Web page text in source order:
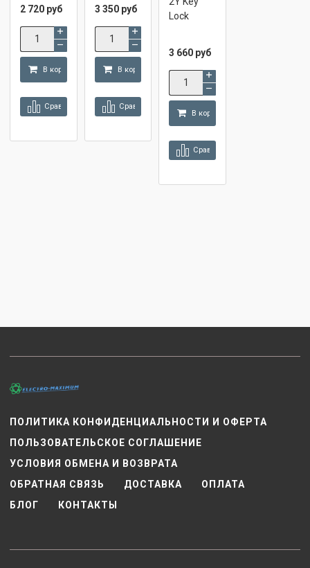
2 720 руб
В корзину
Сравнить
3 350 руб
В корзину
Сравнить
Lock
3 660 руб
В корзину
Сравнить
ПОЛИТИКА КОНФИДЕНЦИАЛЬНОСТИ И ОФЕРТА
ПОЛЬЗОВАТЕЛЬСКОЕ СОГЛАШЕНИЕ
УСЛОВИЯ ОБМЕНА И ВОЗВРАТА
ОБРАТНАЯ СВЯЗЬ
ДОСТАВКА
ОПЛАТА
БЛОГ
КОНТАКТЫ